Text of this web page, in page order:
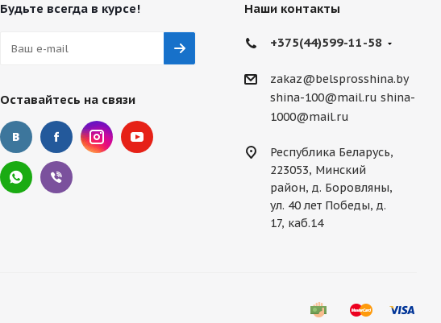
Будьте всегда в курсе!
Оставайтесь на связи
Наши контакты
+375(44)599-11-58
zakaz@belsprosshina.by
shina-100@mail.ru shina-
1000@mail.ru
Республика Беларусь,
223053, Минский
район, д. Боровляны,
ул. 40 лет Победы, д.
17, каб.14